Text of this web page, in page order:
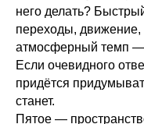
него делать?
переходы,
атмосферный темп —
Если очевидного
придётся
станет.
Пятое —